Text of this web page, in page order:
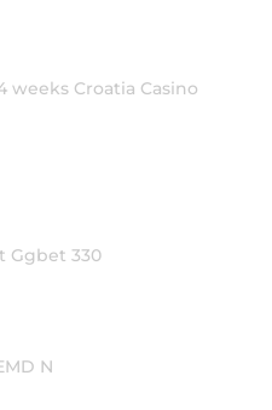
weeks Croatia Casino
Ggbet 330
N